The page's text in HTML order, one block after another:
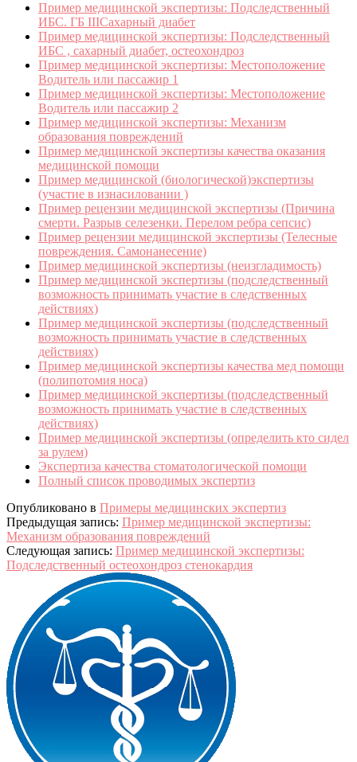
Пример медицинской экспертизы: Подследственный
ИБС. ГБ IIIСахарный диабет
Пример медицинской экспертизы: Подследственный
ИБС , сахарный диабет, остеохондроз
Пример медицинской экспертизы: Местоположение
Водитель или пассажир 1
Пример медицинской экспертизы: Местоположение
Водитель или пассажир 2
Пример медицинской экспертизы: Механизм
образования повреждений
Пример медицинской экспертизы качества оказания
медицинской помощи
Пример медицинской (биологической)экспертизы
(участие в изнасиловании )
Пример рецензии медицинской экспертизы (Причина
смерти. Разрыв селезенки. Перелом ребра сепсис)
Пример рецензии медицинской экспертизы (Телесные
повреждения. Самонанесение)
Пример медицинской экспертизы (неизгладимость)
Пример медицинской экспертизы (подследственный
возможность принимать участие в следственных
действиях)
Пример медицинской экспертизы (подследственный
возможность принимать участие в следственных
действиях)
Пример медицинской экспертизы качества мед помощи
(полипотомия носа)
Пример медицинской экспертизы (подследственный
возможность принимать участие в следственных
действиях)
Пример медицинской экспертизы (определить кто сидел
за рулем)
Экспертиза качества стоматологической помощи
Полный список проводимых экспертиз
Опубликовано в Примеры медицинских экспертиз
Предыдущая запись: Пример медицинской экспертизы:
Механизм образования повреждений
Следующая запись: Пример медицинской экспертизы:
Подследственный остеохондроз стенокардия